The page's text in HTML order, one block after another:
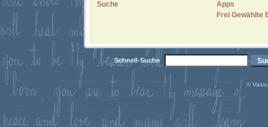
Suche
Apps
Frei Gewählte
Schnell-Suche
©